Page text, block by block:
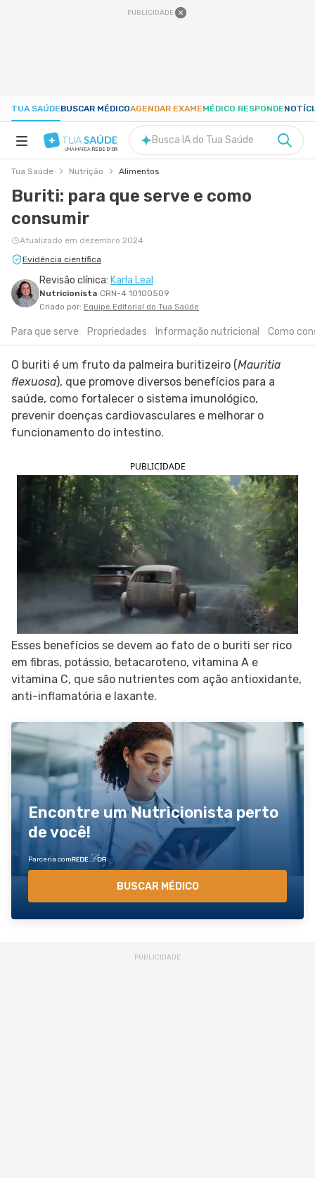
PUBLICIDADE
TUA SAÚDEBUSCAR MÉDICOAGENDAR EXAMEMÉDICO RESPONDE
NUTRIÇÃO
GRAVIDEZ
BEM-ESTAR
SIGA O TUA SAÚDE NAS REDES SOCIAIS
UMA MARCA REDE D'OR
Busca IA do Tua Saúde
Tua Saúde Nutrição Alimentos
Buriti: para que serve e como
consumir
Atualizado em dezembro 2024
Evidência científica
Revisão clínica: Karla Leal
Nutricionista CRN-4 10100509
Criado por: Equipe Editorial do Tua Saúde
Para que serve Propriedades Informação nutricional Como
O buriti é um fruto da palmeira buritizeiro (Mauritia
flexuosa), que promove diversos benefícios para a
saúde, como fortalecer o sistema imunológico,
prevenir doenças cardiovasculares e melhorar o
funcionamento do intestino.
PUBLICIDADE
Esses benefícios se devem ao fato de o buriti ser rico
em fibras, potássio, betacaroteno, vitamina A e
vitamina C, que são nutrientes com ação antioxidante,
anti-inflamatória e laxante.
Encontre um Nutricionista perto
de você!
Parceria com
BUSCAR MÉDICO